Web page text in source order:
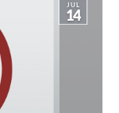
JUL
14